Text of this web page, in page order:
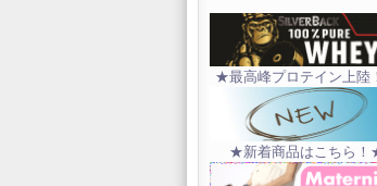
★最高峰プロテイン上
★新着商品はこちら